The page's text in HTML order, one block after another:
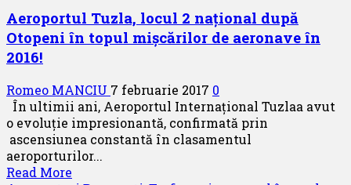
Aeroportul Tuzla, locul 2 național după
Otopeni în topul mișcărilor de aeronave în
2016!
Romeo MANCIU 7 februarie 2017 0
În ultimii ani, Aeroportul Internațional Tuzlaa avut
o evoluție impresionantă, confirmată prin
ascensiunea constantă în clasamentul
aeroporturilor...
Read More